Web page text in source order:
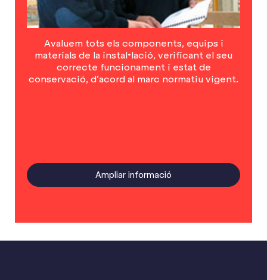
Avaluem tots els components, equips i
materials de la instal•lació, verificant el seu
correcte funcionament i estat de
conservació, d’acord al marc normatiu vigent.
Ampliar informació